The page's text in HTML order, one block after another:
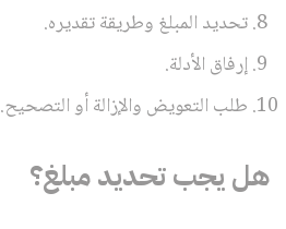
تحديد المبلغ وطريقة تقديره.
إرفاق الأدلة.
طلب التعويض والإزالة أو التصحيح.
هل يجب تحديد مبلغ؟